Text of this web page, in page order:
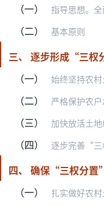
（一）
指导思想。全面贯彻党的十八大和十八届三中
（二） 基本原则
三、 逐步形成“三权
（一）
始终坚持农村土地集体所有权的根本地位。农
（二） 严格保护农户承包权。农户享有土地承包权是
（三） 加快放活土地经营权。赋予经营主体更有保障
（四） 逐步完善“三权”关系。农村土地集体所有权是
四、 确保“三权分置
（一）
扎实做好农村土地确权登记颁证工作。确认“